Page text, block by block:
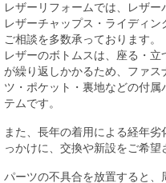
レザーリフォームでは、レザー
レザーチャップス・ライディ
ご相談を多数承っております。
レザーのボトムスは、座る・
が繰り返しかかるため、ファ
ツ・ポケット・裏地などの付
テムです。
また、長年の着用による経年
っかけに、交換や新設をご希望
パーツの不具合を放置すると、